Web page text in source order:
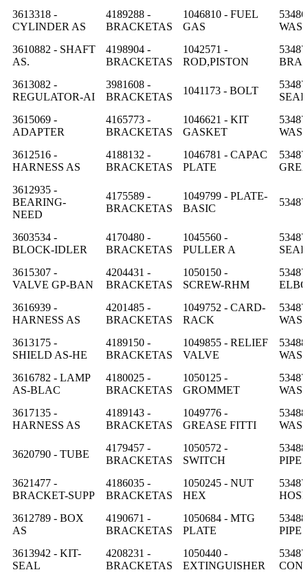
3613318 -
CYLINDER AS
4189288 -
BRACKETAS
1046810 - FUEL
GAS
3610882 - SHAFT
AS.
4198904 -
BRACKETAS
1042571 -
ROD,PISTON
3613082 -
REGULATOR-AI
3981608 -
BRACKETAS
1041173 - BOLT
SEAL
3615069 -
ADAPTER
4165773 -
BRACKETAS
1046621 - KIT
GASKET
3612516 -
HARNESS AS
4188132 -
BRACKETAS
1046781 - CAPAC
PLATE
3612935 -
BEARING-
NEED
4175589 -
BRACKETAS
1049799 - PLATE-
BASIC
3603534 -
BLOCK-IDLER
4170480 -
BRACKETAS
1045560 -
PULLER A
SEAL
3615307 -
VALVE GP-BAN
4204431 -
BRACKETAS
1050150 -
SCREW-RHM
3616939 -
HARNESS AS
4201485 -
BRACKETAS
1049752 - CARD-
RACK
3613175 -
SHIELD AS-HE
4189150 -
BRACKETAS
1049855 - RELIEF
VALVE
3616782 - LAMP
AS-BLAC
4180025 -
BRACKETAS
1050125 -
GROMMET
3617135 -
HARNESS AS
4189143 -
BRACKETAS
1049776 -
GREASE FITTI
3620790 - TUBE
4179457 -
BRACKETAS
1050572 -
SWITCH
PIPE
3621477 -
BRACKET-SUPP
4186035 -
BRACKETAS
1050245 - NUT
HEX
HOSE
3612789 - BOX
AS
4190671 -
BRACKETAS
1050684 - MTG
PLATE
PIPE
3613942 - KIT-
SEAL
4208231 -
BRACKETAS
1050440 -
EXTINGUISHER